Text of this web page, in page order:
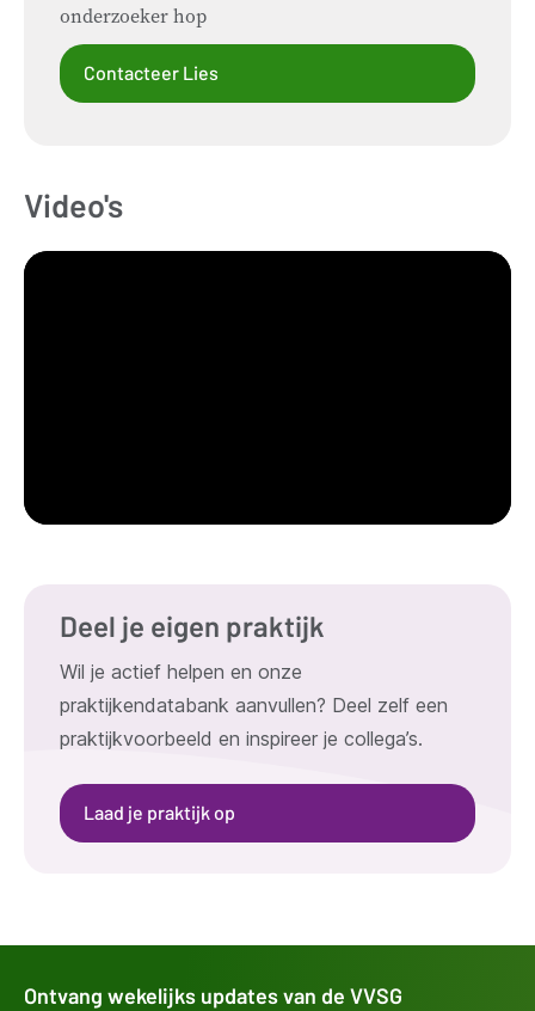
onderzoeker hop
Contacteer Lies
Video's
Deel je eigen praktijk
Wil je actief helpen en onze
praktijkendatabank aanvullen? Deel zelf een
praktijkvoorbeeld en inspireer je collega’s.
Laad je praktijk op
Ontvang wekelijks updates van de VVSG